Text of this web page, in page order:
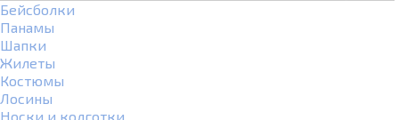
Бейсболки
Панамы
Шапки
Жилеты
Костюмы
Лосины
Носки и колготки